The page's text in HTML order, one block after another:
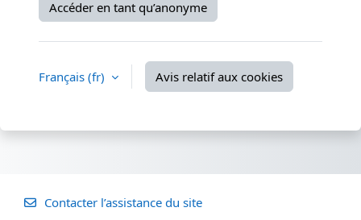
Accéder en tant qu’anonyme
Français ‎(fr)‎ Avis relatif aux cookies
Contacter l’assistance du site